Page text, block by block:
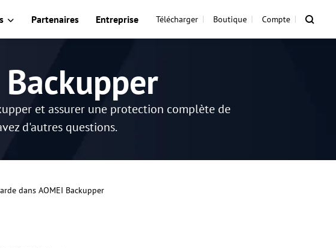
Partenaires Entreprise Télécharger Boutique Compte
et assurer une protection complète de
d'autres questions.
dans AOMEI Backupper